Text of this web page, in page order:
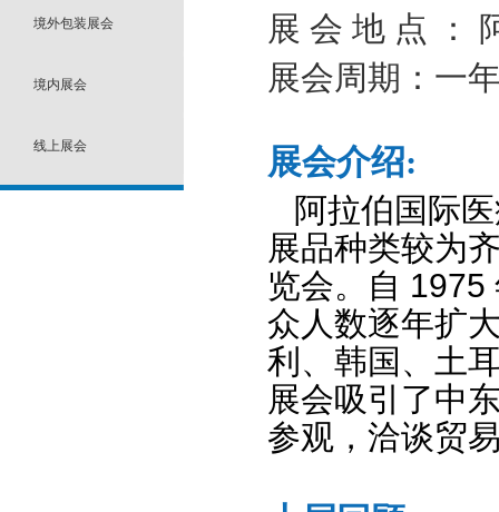
境外包装展会
境内展会
线上展会
展 会 地 点 ：
展会周期：一
展会介绍:
阿拉伯国际
展品种类较为
览会。自 1975
众人数逐年扩
利、韩国、土
展会吸引了中
参观，洽谈贸